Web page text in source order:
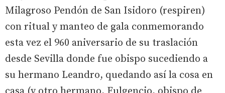
Milagroso Pendón de San Isidoro (respiren)
con ritual y manteo de gala conmemorando
esta vez el 960 aniversario de su traslación
desde Sevilla donde fue obispo sucediendo a
su hermano Leandro, quedando así la cosa en